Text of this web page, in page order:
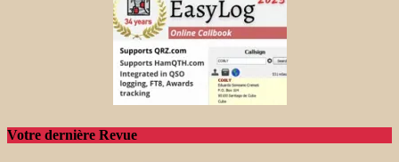
Votre dernière Revue